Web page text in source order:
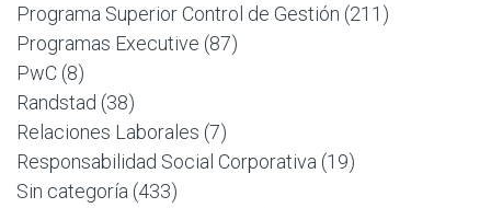
Programa Superior Control de Gestión (211)
Programas Executive (87)
PwC (8)
Randstad (38)
Relaciones Laborales (7)
Responsabilidad Social Corporativa (19)
Sin categoría (433)